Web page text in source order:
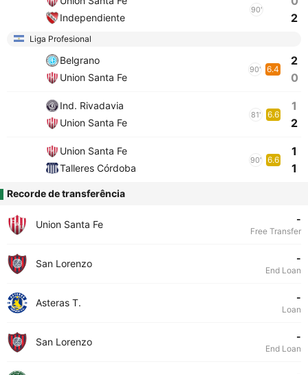
Independiente
90'
2
Liga Profesional
Belgrano
Union Santa Fe
90' 6.4
2
0
Ind. Rivadavia
Union Santa Fe
81' 6.6
1
2
Union Santa Fe
Talleres Córdoba
90' 6.6
1
1
Recorde de transferência
Union Santa Fe -
Free Transfer
San Lorenzo -
End Loan
Asteras T. -
Loan
San Lorenzo -
End Loan